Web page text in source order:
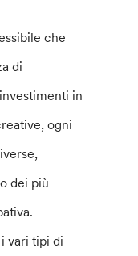
che
di
in
ogni
dei più
vari tipi di